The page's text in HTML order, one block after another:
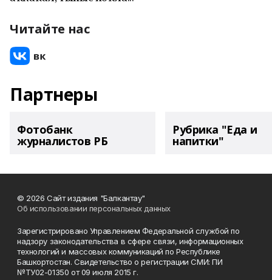
Читайте нас
Партнеры
Фотобанк
журналистов РБ
Рубрика "Еда и
напитки"
© 2026 Сайт издания "Балкантау"
Об использовании персональных данных
Зарегистрировано Управлением Федеральной службой по
надзору законодательства в сфере связи, информационных
технологий и массовых коммуникаций по Республике
Башкортостан. Свидетельство о регистрации СМИ: ПИ
№ТУ02-01350 от 09 июля 2015 г.